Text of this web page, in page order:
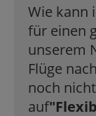
Wie kann
für einen
unserem
Flüge
noch
auf